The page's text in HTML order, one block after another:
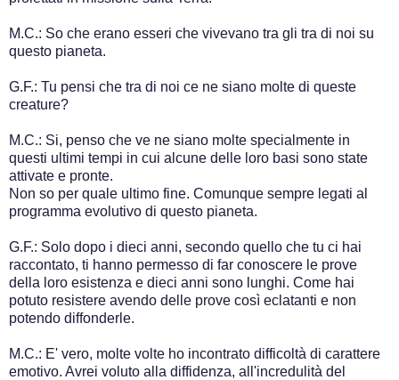
M.C.: So che erano esseri che vivevano tra gli tra di noi su
questo pianeta.
G.F.: Tu pensi che tra di noi ce ne siano molte di queste
creature?
M.C.: Si, penso che ve ne siano molte specialmente in
questi ultimi tempi in cui alcune delle loro basi sono state
attivate e pronte.
Non so per quale ultimo fine. Comunque sempre legati al
programma evolutivo di questo pianeta.
G.F.: Solo dopo i dieci anni, secondo quello che tu ci hai
raccontato, ti hanno permesso di far conoscere le prove
della loro esistenza e dieci anni sono lunghi. Come hai
potuto resistere avendo delle prove così eclatanti e non
potendo diffonderle.
M.C.: E' vero, molte volte ho incontrato difficoltà di carattere
emotivo. Avrei voluto alla diffidenza, all'incredulità del